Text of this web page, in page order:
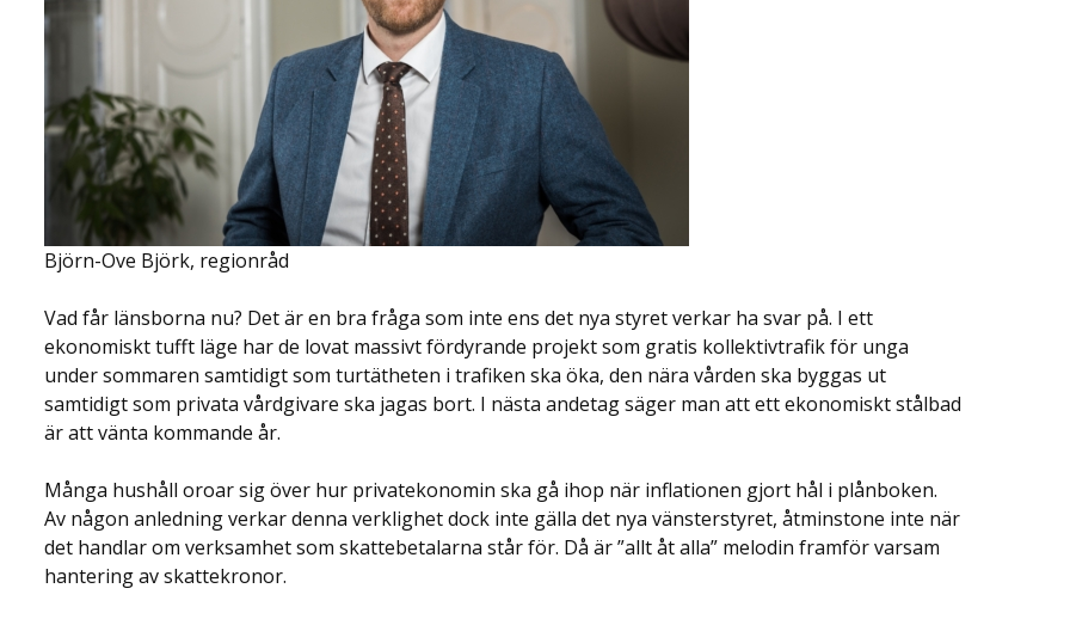
Björn-Ove Björk, regionråd
Vad får länsborna nu? Det är en bra fråga som inte ens det nya styret verkar ha svar på. I ett
ekonomiskt tufft läge har de lovat massivt fördyrande projekt som gratis kollektivtrafik för unga
under sommaren samtidigt som turtätheten i trafiken ska öka, den nära vården ska byggas ut
samtidigt som privata vårdgivare ska jagas bort. I nästa andetag säger man att ett ekonomiskt stålbad
är att vänta kommande år.
Många hushåll oroar sig över hur privatekonomin ska gå ihop när inflationen gjort hål i plånboken.
Av någon anledning verkar denna verklighet dock inte gälla det nya vänsterstyret, åtminstone inte när
det handlar om verksamhet som skattebetalarna står för. Då är ”allt åt alla” melodin framför varsam
hantering av skattekronor.